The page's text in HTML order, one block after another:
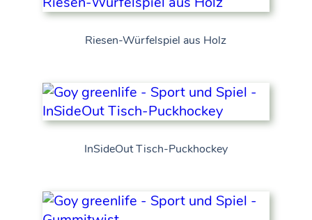
Riesen-Würfelspiel aus Holz
InSideOut Tisch-Puckhockey